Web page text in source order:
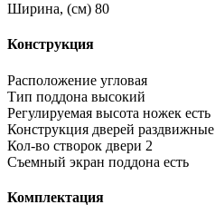
Ширина, (см) 80
Конструкция
Расположение угловая
Тип поддона высокий
Регулируемая высота ножек есть
Конструкция дверей раздвижные
Кол-во створок двери 2
Съемный экран поддона есть
Комплектация